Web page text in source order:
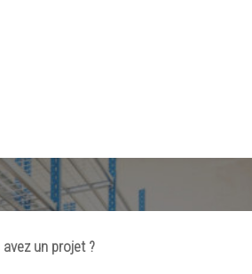
un projet ?